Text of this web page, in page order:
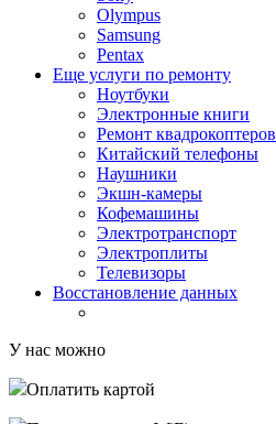
Olympus
Samsung
Pentax
Еще услуги по ремонту
Ноутбуки
Электронные книги
Ремонт квадрокоптеров
Китайский телефоны
Наушники
Экшн-камеры
Кофемашины
Электротранспорт
Электроплиты
Телевизоры
Восстановление данных
У нас можно
Оплатить картой